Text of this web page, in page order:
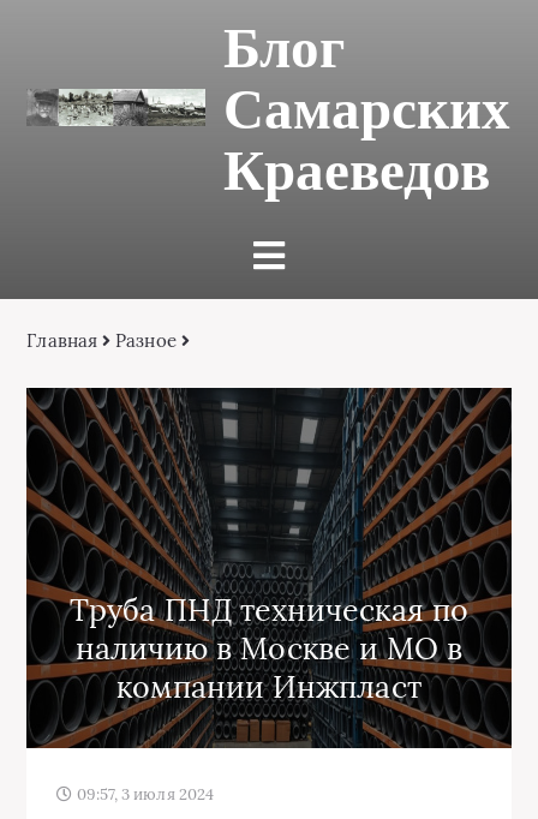
Блог
Самарских
Краеведов
Главная Разное
Труба ПНД техническая по
наличию в Москве и МО в
компании Инжпласт
09:57, 3 июля 2024